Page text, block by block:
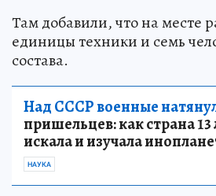
Там добавили, что на месте
единицы техники и семь
состава.
Над СССР военные
пришельцев: как страна 13
искала и изучала
НАУКА